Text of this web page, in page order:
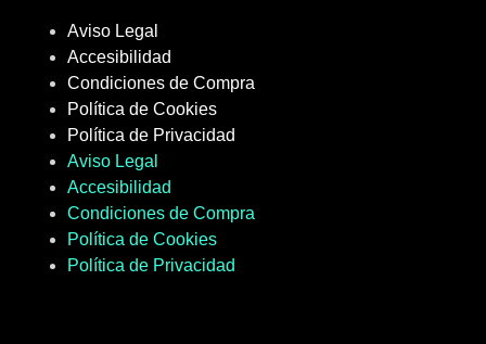
Aviso Legal
Accesibilidad
Condiciones de Compra
Política de Cookies
Política de Privacidad
Aviso Legal
Accesibilidad
Condiciones de Compra
Política de Cookies
Política de Privacidad